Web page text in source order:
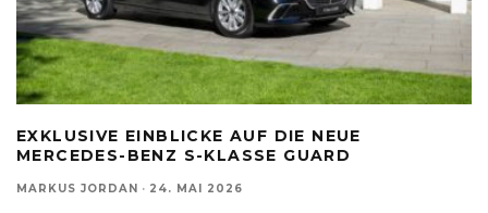
EXKLUSIVE EINBLICKE AUF DIE NEUE
MERCEDES-BENZ S-KLASSE GUARD
MARKUS JORDAN · 24. MAI 2026